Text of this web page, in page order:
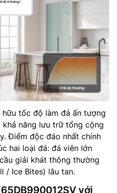
tốc độ làm đá ấn tượng
năng lưu trữ tổng cộng
Điểm độc đáo nhất chính
hai loại đá: đá viên lớn
giải khát thông thường
/ Ice Bites) lâu tan.
với